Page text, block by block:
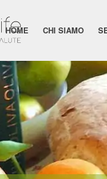
HOME CHI SIAMO